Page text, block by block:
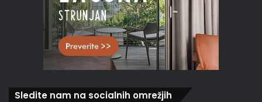
Sledite nam na socialnih omrežjih